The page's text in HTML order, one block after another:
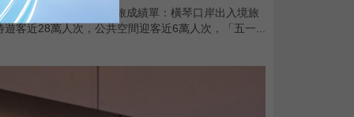
了一份熱氣騰騰的文旅成績單：橫琴口岸出入境旅
客近28萬人次，公共空間迎客近6萬人次，「五一...